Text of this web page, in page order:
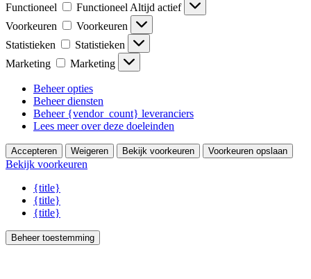
Functioneel
Functioneel Altijd actief
Voorkeuren
Voorkeuren
Statistieken
Statistieken
Marketing
Marketing
Beheer opties
Beheer diensten
Beheer {vendor_count} leveranciers
Lees meer over deze doeleinden
Accepteren Weigeren Bekijk voorkeuren Voorkeuren opslaan
Bekijk voorkeuren
{title}
{title}
{title}
Beheer toestemming